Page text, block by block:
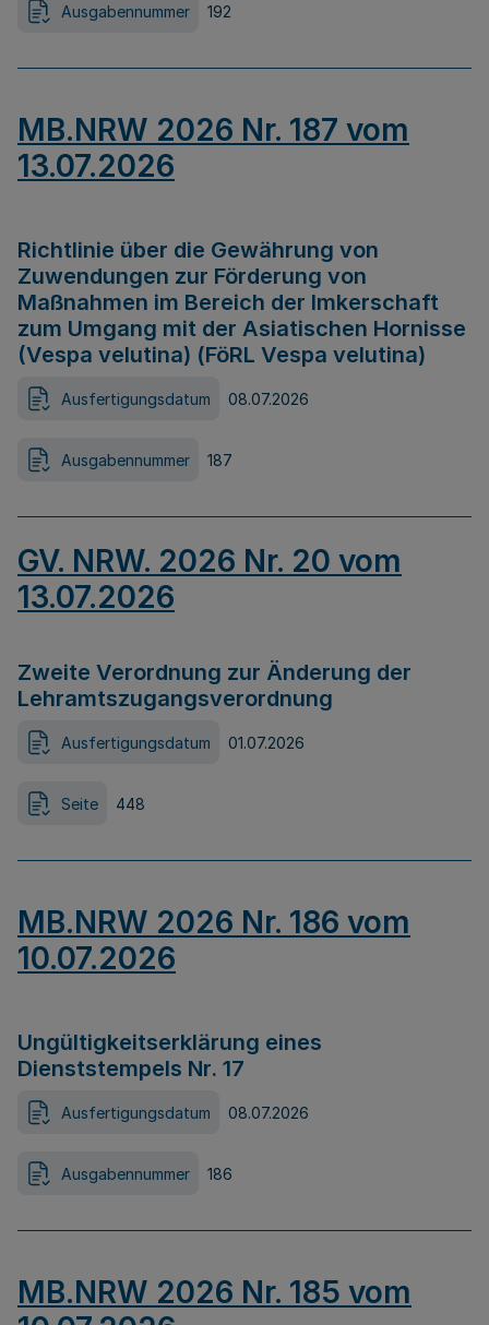
Ausgabennummer 192
MB.NRW 2026 Nr. 187 vom
13.07.2026
Richtlinie über die Gewährung von
Zuwendungen zur Förderung von
Maßnahmen im Bereich der Imkerschaft
zum Umgang mit der Asiatischen Hornisse
(Vespa velutina) (FöRL Vespa velutina)
Ausfertigungsdatum 08.07.2026
Ausgabennummer 187
GV. NRW. 2026 Nr. 20 vom
13.07.2026
Zweite Verordnung zur Änderung der
Lehramtszugangsverordnung
Ausfertigungsdatum 01.07.2026
Seite 448
MB.NRW 2026 Nr. 186 vom
10.07.2026
Ungültigkeitserklärung eines
Dienststempels Nr. 17
Ausfertigungsdatum 08.07.2026
Ausgabennummer 186
MB.NRW 2026 Nr. 185 vom